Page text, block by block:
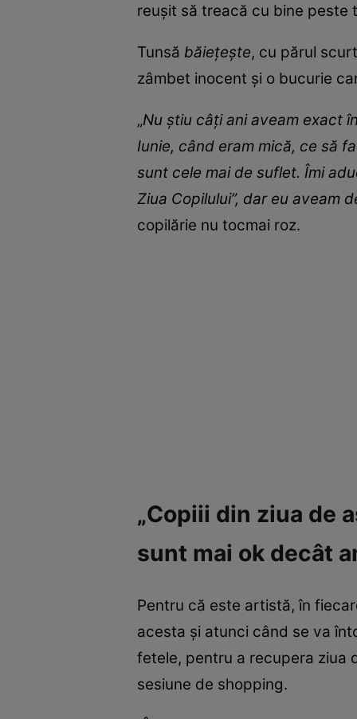
reușit să treacă cu bine peste
Tunsă băiețește, cu părul
zâmbet inocent și o bucurie
„Nu știu câți ani aveam exact
Iunie, când eram mică, ce să
sunt cele mai de suflet. Îmi
Ziua Copilului”, dar eu aveam
copilărie nu tocmai roz.
„Copiii din ziua de
sunt mai ok decât
Pentru că este artistă, în
acesta și atunci când se va
fetele, pentru a recupera ziua
sesiune de shopping.